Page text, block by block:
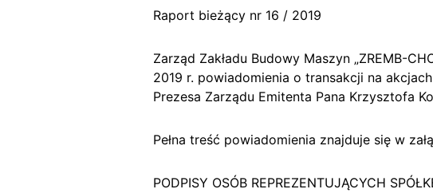
Raport bieżący nr 16 / 2019
Zarząd Zakładu Budowy Maszyn „ZREMB-
2019 r. powiadomienia o transakcji na
Prezesa Zarządu Emitenta Pana Krzysztofa
Pełna treść powiadomienia znajduje się w
PODPISY OSÓB REPREZENTUJĄCYCH